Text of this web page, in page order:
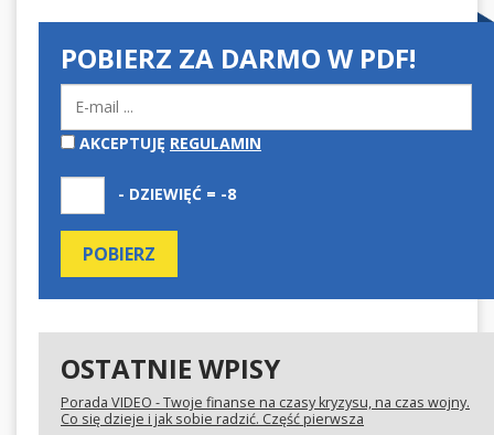
POBIERZ ZA DARMO W PDF!
AKCEPTUJĘ REGULAMIN
- DZIEWIĘĆ = -8
OSTATNIE WPISY
Porada VIDEO - Twoje finanse na czasy kryzysu, na czas wojny.
Co się dzieje i jak sobie radzić. Część pierwsza